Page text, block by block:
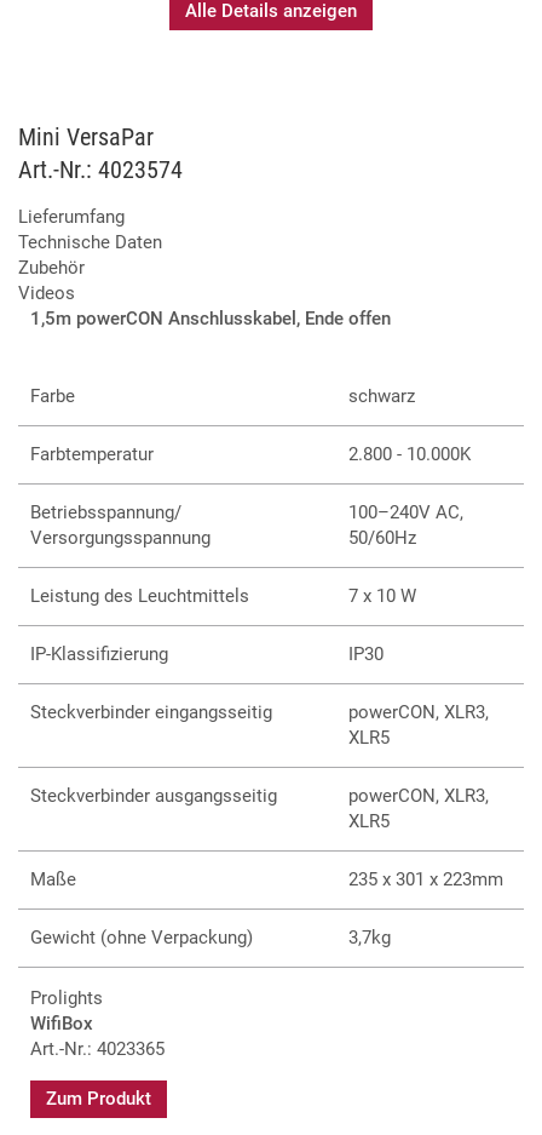
Alle Details anzeigen
Mini VersaPar
Art.-Nr.: 4023574
Lieferumfang
Technische Daten
Zubehör
Videos
1,5m powerCON Anschlusskabel, Ende offen
Farbe schwarz
Farbtemperatur 2.800 - 10.000K
Betriebsspannung/
Versorgungsspannung
100–240V AC,
50/60Hz
Leistung des Leuchtmittels 7 x 10 W
IP-Klassifizierung IP30
Steckverbinder eingangsseitig
powerCON, XLR3,
XLR5
Steckverbinder ausgangsseitig
powerCON, XLR3,
XLR5
Maße 235 x 301 x 223mm
Gewicht (ohne Verpackung) 3,7kg
Prolights
WifiBox
Art.-Nr.: 4023365
Zum Produkt